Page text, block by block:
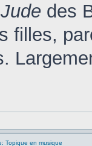
des
filles,
Topique en musique